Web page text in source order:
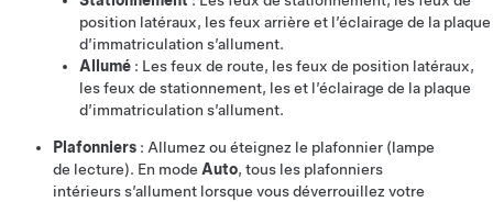
position latéraux, les feux arrière et l’éclairage de la plaque
d’immatriculation s’allument.
Allumé : Les feux de route, les feux de position latéraux,
les feux de stationnement, les et l’éclairage de la plaque
d’immatriculation s’allument.
Plafonniers : Allumez ou éteignez le plafonnier (lampe
de lecture). En mode Auto, tous les plafonniers
intérieurs s’allument lorsque vous déverrouillez votre